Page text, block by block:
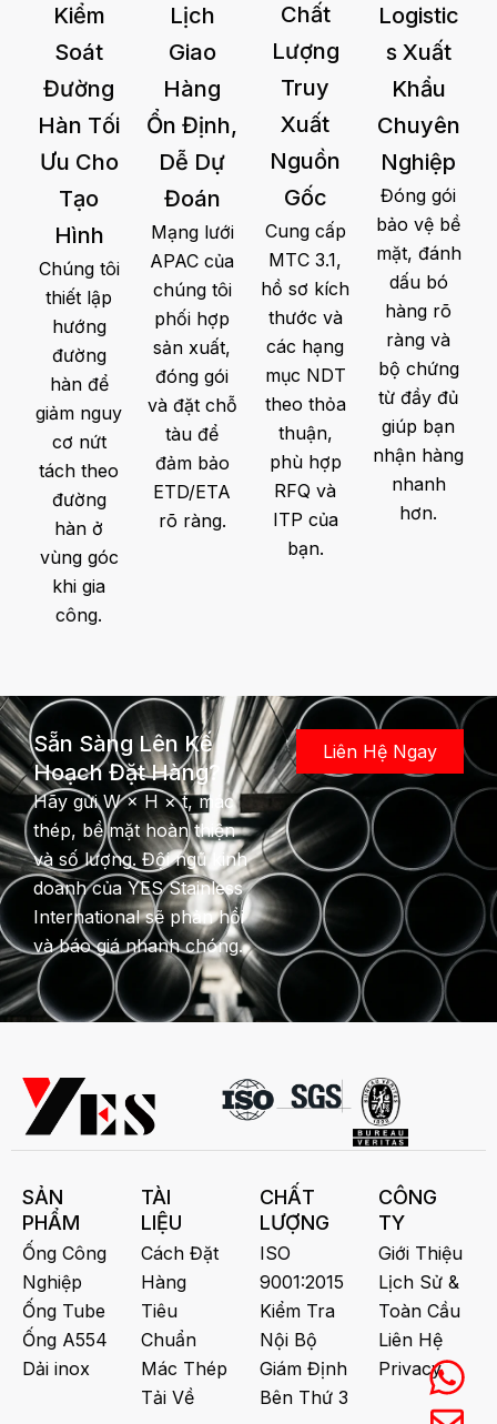
Kiểm
Soát
Đường
Hàn Tối
Ưu Cho
Tạo
Hình
Chúng tôi
thiết lập
hướng
đường
hàn để
giảm nguy
cơ nứt
tách theo
đường
hàn ở
vùng góc
khi gia
công.
Lịch
Giao
Hàng
Ổn Định,
Dễ Dự
Đoán
Mạng lưới
APAC của
chúng tôi
phối hợp
sản xuất,
đóng gói
và đặt chỗ
tàu để
đảm bảo
ETD/ETA
rõ ràng.
Chất
Lượng
Truy
Xuất
Nguồn
Gốc
Cung cấp
MTC 3.1,
hồ sơ kích
thước và
các hạng
mục NDT
theo thỏa
thuận,
phù hợp
RFQ và
ITP của
bạn.
Logistic
S Xuất
Khẩu
Chuyên
Nghiệp
Đóng gói
bảo vệ bề
mặt, đánh
dấu bó
hàng rõ
ràng và
bộ chứng
từ đầy đủ
giúp bạn
nhận hàng
nhanh
hơn.
Sẵn Sàng Lên Kế
Hoạch Đặt Hàng?
Hãy gửi W × H × t, mác
thép, bề mặt hoàn thiện
và số lượng. Đội ngũ kinh
doanh của YES Stainless
International sẽ phản hồi
và báo giá nhanh chóng.
Liên Hệ Ngay
SẢN
PHẨM
Ống Công
Nghiệp
Ống Tube
Ống A554
Dải inox
TÀI
LIỆU
Cách Đặt
Hàng
Tiêu
Chuẩn
Mác Thép
Tải Về
CHẤT
LƯỢNG
ISO
9001:2015
Kiểm Tra
Nội Bộ
Giám Định
Bên Thứ 3
CÔNG
TY
Giới Thiệu
Lịch Sử &
Toàn Cầu
Liên Hệ
Privacy